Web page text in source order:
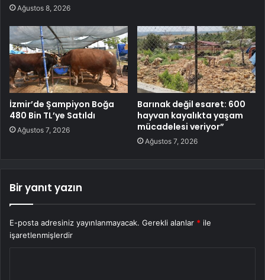
Ağustos 8, 2026
İzmir’de Şampiyon Boğa
480 Bin TL’ye Satıldı
Ağustos 7, 2026
Barınak değil esaret: 600
hayvan kayalıkta yaşam
mücadelesi veriyor”
Ağustos 7, 2026
Bir yanıt yazın
E-posta adresiniz yayınlanmayacak. Gerekli alanlar * ile
işaretlenmişlerdir